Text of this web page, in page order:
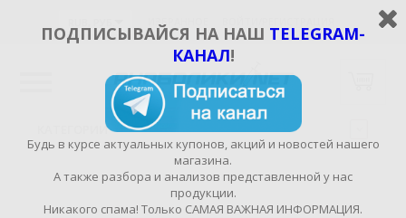
ИЗБРАННОЕ
КАТЕГОРИИ
ПОДПИСЫВАЙСЯ НА НАШ TELEGRAM-
КАНАЛ!
Будь в курсе актуальных купонов, акций и новостей нашего
магазина.
А также разбора и анализов представленной у нас
продукции.
Никакого спама! Только САМАЯ ВАЖНАЯ ИНФОРМАЦИЯ.